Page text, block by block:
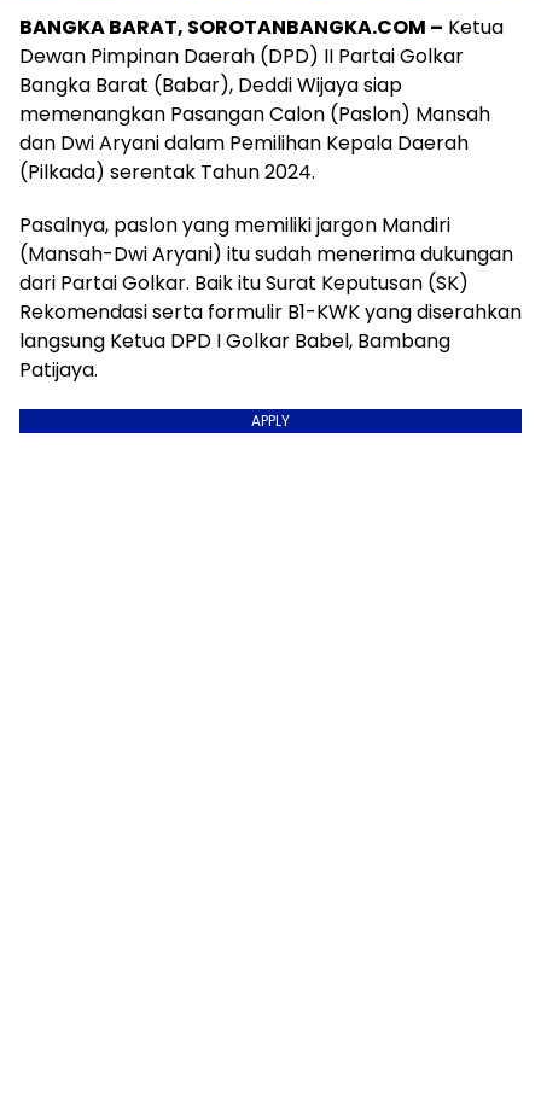
BANGKA BARAT, SOROTANBANGKA.COM – Ketua
Dewan Pimpinan Daerah (DPD) II Partai Golkar
Bangka Barat (Babar), Deddi Wijaya siap
memenangkan Pasangan Calon (Paslon) Mansah
dan Dwi Aryani dalam Pemilihan Kepala Daerah
(Pilkada) serentak Tahun 2024.
Pasalnya, paslon yang memiliki jargon Mandiri
(Mansah-Dwi Aryani) itu sudah menerima dukungan
dari Partai Golkar. Baik itu Surat Keputusan (SK)
Rekomendasi serta formulir B1-KWK yang diserahkan
langsung Ketua DPD I Golkar Babel, Bambang
Patijaya.
APPLY